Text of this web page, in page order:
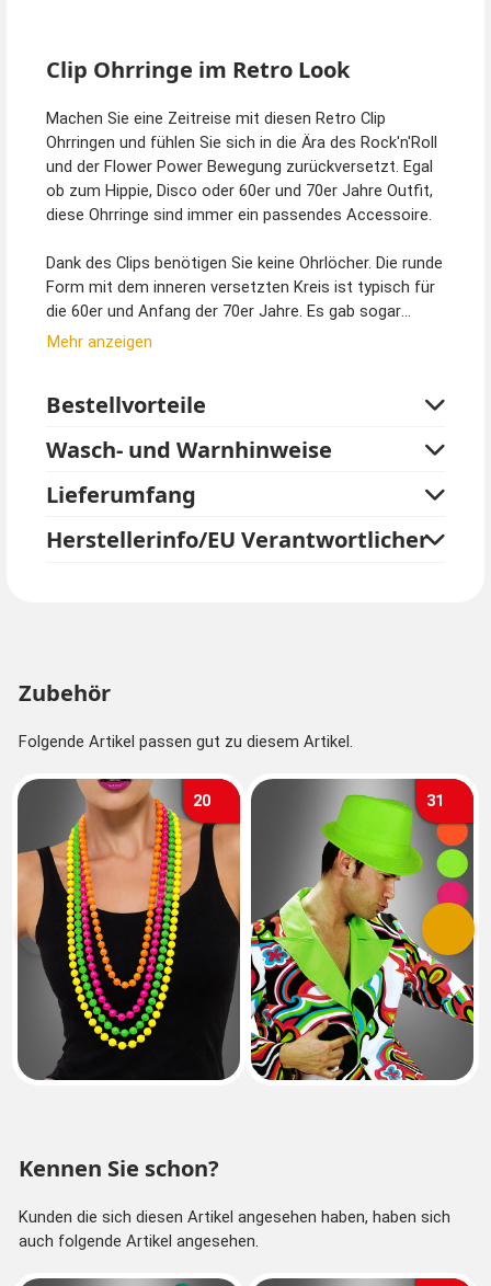
Clip Ohrringe im Retro Look
Machen Sie eine Zeitreise mit diesen Retro Clip
Ohrringen und fühlen Sie sich in die Ära des Rock'n'Roll
und der Flower Power Bewegung zurückversetzt. Egal
ob zum Hippie, Disco oder 60er und 70er Jahre Outfit,
diese Ohrringe sind immer ein passendes Accessoire.
Dank des Clips benötigen Sie keine Ohrlöcher. Die runde
Form mit dem inneren versetzten Kreis ist typisch für
die 60er und Anfang der 70er Jahre. Es gab sogar
Tapeten mit diesem Muster. Die schönen Retro
Pink, Gelb, Orange und Grün.
Die abgebildete Bluse ist nicht im Lieferumfang
Bitte beachten Sie: Ohrringe sind Hygieneartikel und
werden versiegelt geliefert. Diese Artikel können nur
Mehr anzeigen
Bestellvorteile
Wasch- und Warnhinweise
Lieferumfang
Herstellerinfo/EU Verantwortlicher
Zubehör
Folgende Artikel passen gut zu diesem Artikel.
20 31
Vorherige
Kennen Sie schon?
Kunden die sich diesen Artikel angesehen haben, haben sich
auch folgende Artikel angesehen.